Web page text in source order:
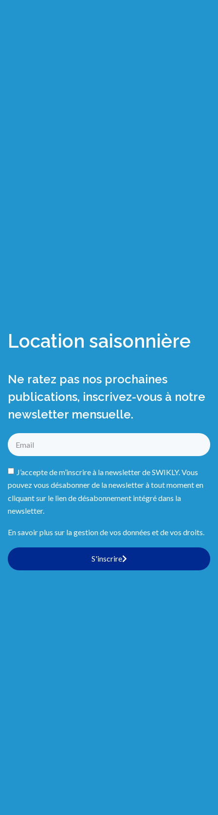
Location saisonnière
Ne ratez pas nos prochaines
publications, inscrivez-vous à notre
newsletter mensuelle.
J’accepte de m’inscrire à la newsletter de SWIKLY. Vous
pouvez vous désabonner de la newsletter à tout moment en
cliquant sur le lien de désabonnement intégré dans la
newsletter.
En savoir plus sur la gestion de vos données et de vos droits.
S'inscrire